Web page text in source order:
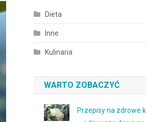
Dieta
Inne
Kulinaria
WARTO ZOBACZYĆ
Przepisy na zdrowe